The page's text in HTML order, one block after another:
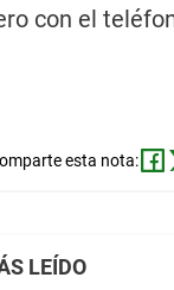
con el
esta nota:
LEÍDO